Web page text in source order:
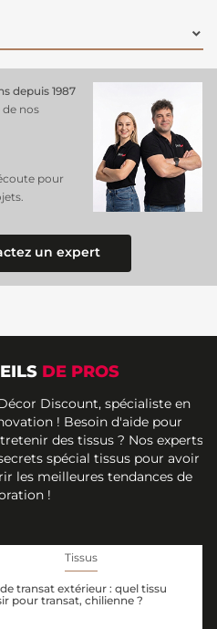
depuis 1987
de nos
pour
un expert
DE PROS
Discount, spécialiste en
! Besoin d'aide pour
des tissus ? Nos experts
spécial tissus pour avoir
les meilleures tendances de
!
Tissus
transat extérieur : quel tissu
pour transat, chilienne ?